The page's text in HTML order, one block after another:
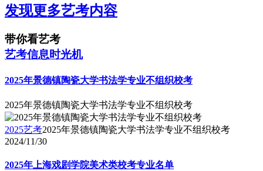
发现更多艺考内容
带你看艺考
艺考信息时光机
2025年景德镇陶瓷大学书法学专业不组织校考
2025年景德镇陶瓷大学书法学专业不组织校考
2025艺考2025年景德镇陶瓷大学书法学专业不组织校考
2024/11/30
2025年上海戏剧学院美术类校考专业名单